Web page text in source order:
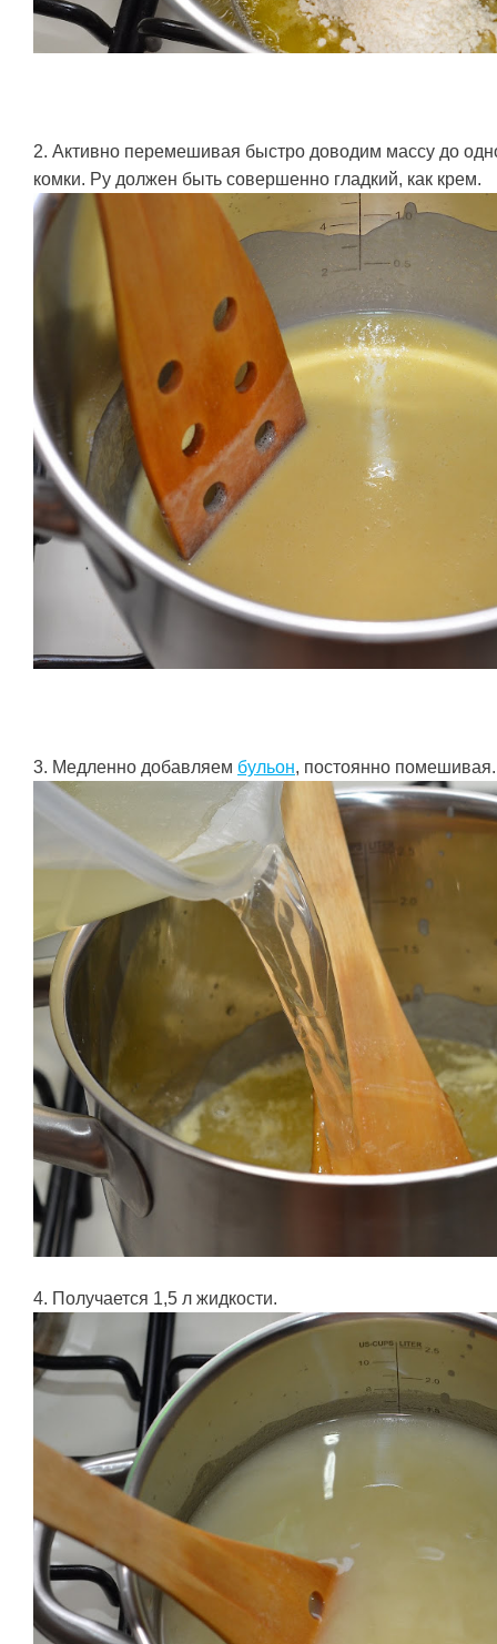
2. Активно перемешивая быстро доводим массу до
комки. Ру должен быть совершенно гладкий, как крем.
3. Медленно добавляем бульон, постоянно помешивая.
4. Получается 1,5 л жидкости.